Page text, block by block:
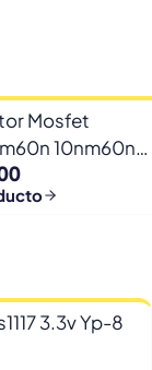
Mosfet
10nm60n
8a To-252
3.3v Yp-8